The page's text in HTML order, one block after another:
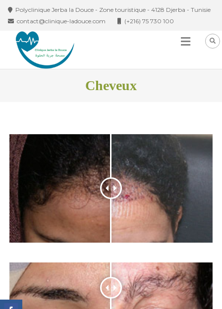
Skip to content
Polyclinique Jerba la Douce - Zone touristique - 4128 Djerba - Tunisie
contact@clinique-ladouce.com
(+216) 75 730 100
Cheveux